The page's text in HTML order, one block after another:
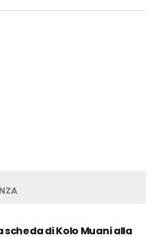
scheda di Kolo Muani alla